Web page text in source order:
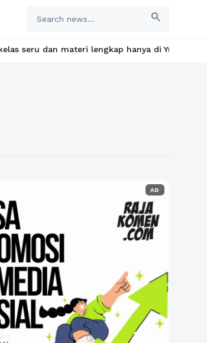
search
materi lengkap hanya di YukBelajar.com.
AD